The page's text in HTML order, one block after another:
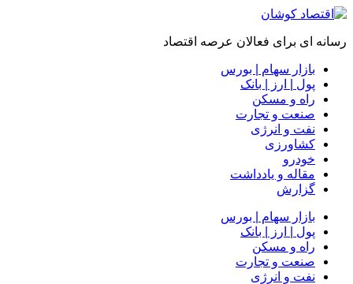
رسانه ای برای فعالان عرصه اقتصاد
بازار سهام | بورس
پول | ارز | بانک
راه و مسکن
صنعت و تجارت
نفت و انرژی
کشاورزی
خودرو
مقاله و یادداشت
گزارش
بازار سهام | بورس
پول | ارز | بانک
راه و مسکن
صنعت و تجارت
نفت و انرژی